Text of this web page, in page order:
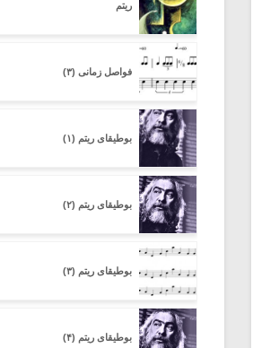
ریتم
فواصل زمانی (۳)
بوطیقای ریتم (۱)
بوطیقای ریتم (۲)
بوطیقای ریتم (۳)
بوطیقای ریتم (۴)